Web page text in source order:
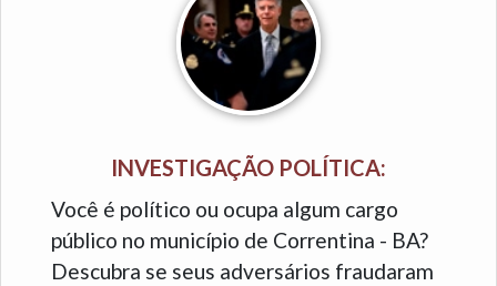
INVESTIGAÇÃO POLÍTICA:
Você é político ou ocupa algum cargo
público no município de Correntina - BA?
Descubra se seus adversários fraudaram